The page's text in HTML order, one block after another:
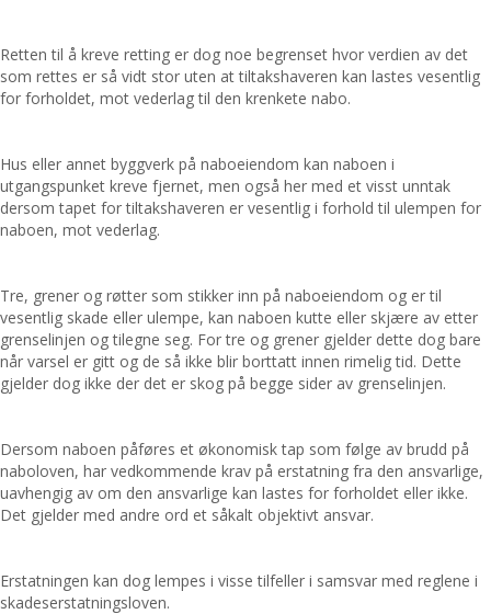
Retten til å kreve retting er dog noe begrenset hvor verdien av det
som rettes er så vidt stor uten at tiltakshaveren kan lastes vesentlig
for forholdet, mot vederlag til den krenkete nabo.
Hus eller annet byggverk på naboeiendom kan naboen i
utgangspunket kreve fjernet, men også her med et visst unntak
dersom tapet for tiltakshaveren er vesentlig i forhold til ulempen for
naboen, mot vederlag.
Tre, grener og røtter som stikker inn på naboeiendom og er til
vesentlig skade eller ulempe, kan naboen kutte eller skjære av etter
grenselinjen og tilegne seg. For tre og grener gjelder dette dog bare
når varsel er gitt og de så ikke blir borttatt innen rimelig tid. Dette
gjelder dog ikke der det er skog på begge sider av grenselinjen.
Dersom naboen påføres et økonomisk tap som følge av brudd på
naboloven, har vedkommende krav på erstatning fra den ansvarlige,
uavhengig av om den ansvarlige kan lastes for forholdet eller ikke.
Det gjelder med andre ord et såkalt objektivt ansvar.
Erstatningen kan dog lempes i visse tilfeller i samsvar med reglene i
skadeserstatningsloven.